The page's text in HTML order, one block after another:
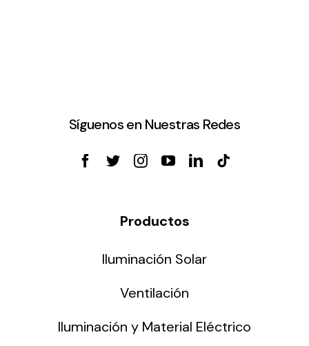
Síguenos en Nuestras Redes
Productos
Iluminación Solar
Ventilación
Iluminación y Material Eléctrico